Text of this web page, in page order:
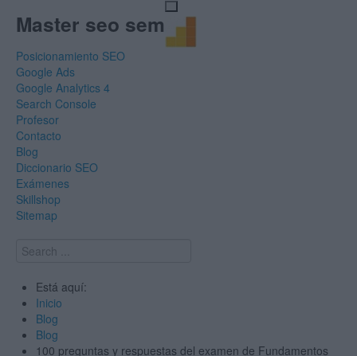
Master seo sem
Posicionamiento SEO
Google Ads
Google Analytics 4
Search Console
Profesor
Contacto
Blog
Diccionario SEO
Exámenes
Skillshop
Sitemap
Search
Está aquí:
Inicio
Blog
Blog
100 preguntas y respuestas del examen de Fundamentos